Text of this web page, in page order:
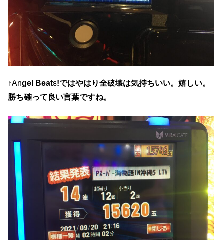
↑Angel Beats!ではやはり全破壊は気持ちいい。嬉しい。
勝ち確って良い言葉ですね。